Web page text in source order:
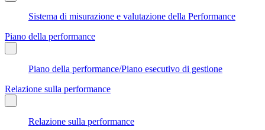
Sistema di misurazione e valutazione della Performance
Piano della performance
Piano della performance/Piano esecutivo di gestione
Relazione sulla performance
Relazione sulla performance